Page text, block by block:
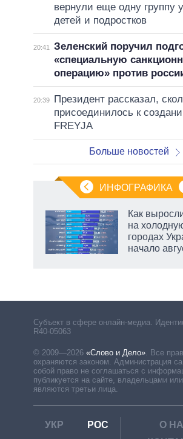
вернули еще одну группу
детей и подростков
20:41
Зеленский поручил
«специальную
операцию» против
20:39
Президент рассказал,
присоединилось к
FREYJA
Больше новостей
ИНФОГРАФИКА
Как
на
городах
начало
Субъект в сфере онлайн-медиа.
R40-05063
© 2009—2026 «Слово и Дело» Все
охраняются законом. Администрация
собой право не соглашаться с
публикуется на сайте, владельцами или
являются третьи лица.
УКР РОС
О